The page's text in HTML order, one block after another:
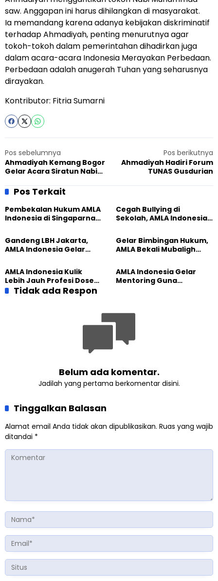
saw. Anggapan ini harus dihilangkan di masyarakat.
Ia memandang karena adanya kebijakan diskriminatif
terhadap Ahmadiyah, penting menurutnya agar
tokoh-tokoh dalam pemerintahan dihadirkan juga
dalam acara-acara Indonesia Merayakan Perbedaan.
Perbedaan adalah anugerah Tuhan yang seharusnya
dirayakan.
Kontributor: Fitria Sumarni
Pos sebelumnya
Ahmadiyah Kemang Bogor
Gelar Acara Siratun Nabi
Baru
Pos berikutnya
Ahmadiyah Hadiri Forum
TUNAS Gusdurian
Pos Terkait
Pembekalan Hukum AMLA
Indonesia di Singaparna,
Cegah Bullying di
Sekolah, AMLA Indonesia
Gandeng LBH Jakarta,
AMLA Indonesia Gelar
Gelar Bimbingan Hukum,
AMLA Bekali Mubaligh
AMLA Indonesia Kulik
Lebih Jauh Profesi Dosen
dalam Mentoring Rutin
AMLA Indonesia Gelar
Mentoring Guna
Tidak ada Respon
Belum ada komentar.
Jadilah yang pertama berkomentar disini.
Tinggalkan Balasan
Alamat email Anda tidak akan dipublikasikan. Ruas yang wajib
ditandai *